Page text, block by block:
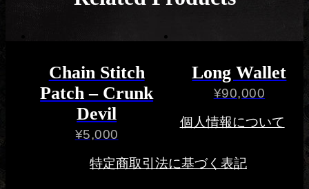
Chain Stitch
Patch – Crunk
Devil
¥5,000
Long Wallet
¥90,000
個人情報について
特定商取引法に基づく表記